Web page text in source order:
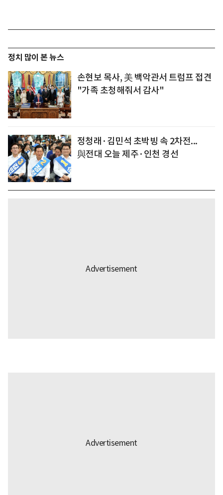
정치 많이 본 뉴스
손현보 목사, 美 백악관서 트럼프 접견
"가족 초청해줘서 감사"
정청래·김민석 초박빙 속 2차전...
與전대 오늘 제주·인천 경선